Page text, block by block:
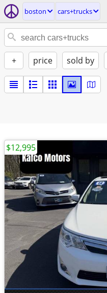
boston cars+trucks
+ price sold by
$12,995